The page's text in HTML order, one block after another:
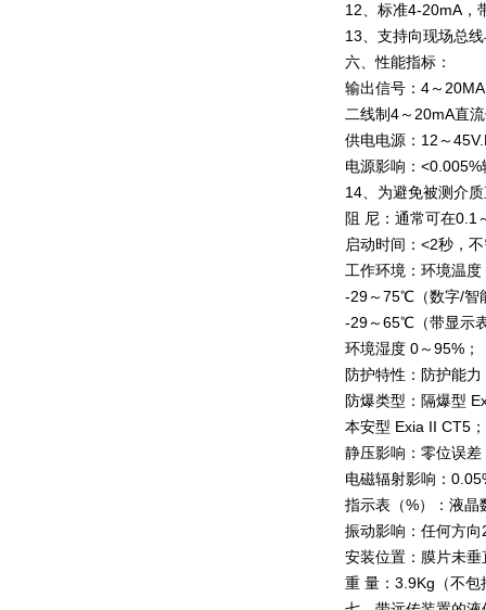
12、标准4-20mA，
13、支持向现场总
六、性能指标：
输出信号：4～
二线制4～20mA直
供电电源：12～
电源影响：
14、为避免被测介
阻 尼：通常可在0.1
启动时间：<2秒，
工作环境：环境温
-29～75℃（数字/智
-29～65℃（带显示
环境湿度 0～95%；
防护特性：防护能力
防爆类型：隔爆型
本安型 Exia II CT5；
静压影响：零位误
电磁辐射影响：
指示表（%）：液晶
振动影响：任何方
安装位置：膜片未
重 量：3.9Kg（不包